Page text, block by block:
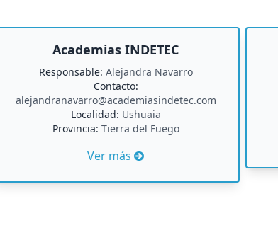
Academias INDETEC
Responsable: Alejandra Navarro
Contacto:
alejandranavarro@academiasindetec.com
Localidad: Ushuaia
Provincia: Tierra del Fuego
Ver más